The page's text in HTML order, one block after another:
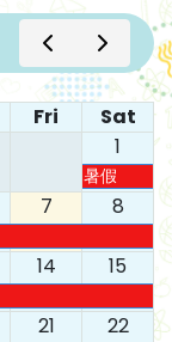
Fri
Sat
1
暑假
7 8
14 15
21 22